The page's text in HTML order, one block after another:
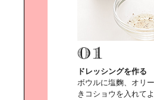
ドレッシングを作る
ボウルに塩麴、オリ
きコショウを入れて
週末を楽しく過ごす｜フ
ランニングパラダイス